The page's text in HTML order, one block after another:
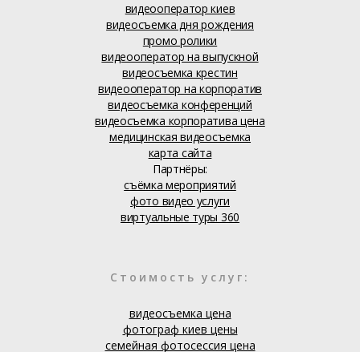
видеооператор киев
видеосъемка дня рождения
промо ролики
видеооператор на выпускной
видеосъемка крестин
видеооператор на корпоратив
видеосъемка конференций
видеосъемка корпоратива цена
медицинская видеосъемка
карта сайта
Партнёры:
съёмка мероприятий
фото видео услуги
виртуальные туры 360
Стоимость услуг:
видеосъемка цена
фотограф киев цены
семейная фотосессия цена